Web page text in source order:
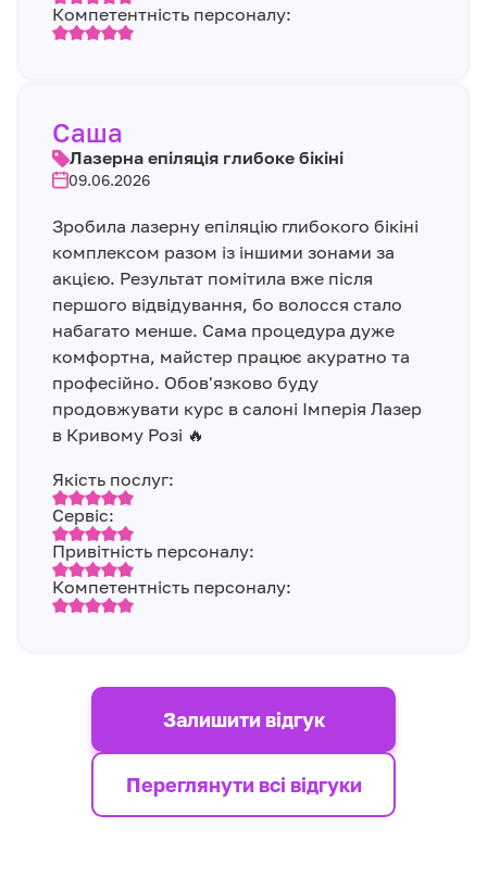
Компетентність персоналу:
Саша
Лазерна епіляція глибоке бікіні
09.06.2026
Зробила лазерну епіляцію глибокого бікіні
комплексом разом із іншими зонами за
акцією. Результат помітила вже після
першого відвідування, бо волосся стало
набагато менше. Сама процедура дуже
комфортна, майстер працює акуратно та
професійно. Обов'язково буду
продовжувати курс в салоні Імперія Лазер
в Кривому Розі 🔥
Якість послуг:
Сервіс:
Привітність персоналу:
Компетентність персоналу:
Залишити відгук
Переглянути всі відгуки